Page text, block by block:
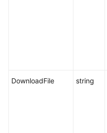
化
DownloadFile string